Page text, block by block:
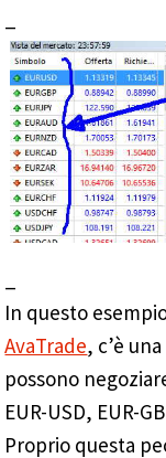
In questo
AvaTrade, c’è
possono
EUR-USD, EUR-
Proprio questa